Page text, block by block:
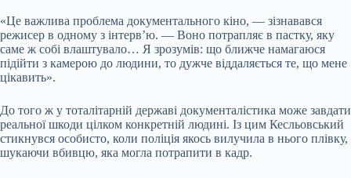
«Це важлива проблема документального кіно, — зізнавався
режисер в одному з інтерв’ю. — Воно потрапляє в пастку, яку
саме ж собі влаштувало… Я зрозумів: що ближче намагаюся
підійти з камерою до людини, то дужче віддаляється те, що мене
цікавить».
До того ж у тоталітарній державі документалістика може завдати
реальної шкоди цілком конкретній людині. Із цим Кесльовський
стикнувся особисто, коли поліція якось вилучила в нього плівку,
шукаючи вбивцю, яка могла потрапити в кадр.